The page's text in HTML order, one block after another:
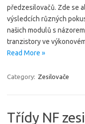
předzesilovačů. Zde se
výsledcích různých
našich modulů s
tranzistory ve
Read More »
Category: Zesilovače
Třídy NF